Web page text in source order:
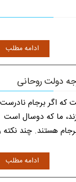
ادامه مطلب
دولت روحانی
که اگر برجام نادرست
ما که دوسال است
هستند. چند نکته
ادامه مطلب